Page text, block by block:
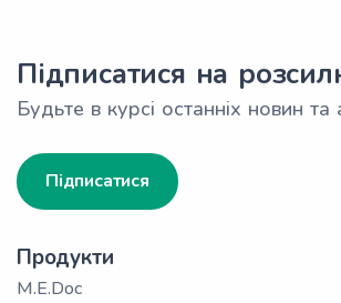
Підписатися на
Будьте в курсі останніх новин та
Підписатися
Продукти
M.E.Doc